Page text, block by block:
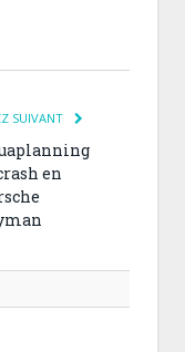
SUIVANT
en